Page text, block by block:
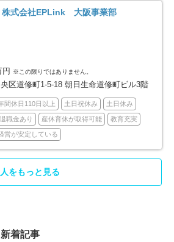
泉大津市 15
貝塚市 20
枚方市 108
八尾市
株式会社EPLink 大阪事業部
円 ※この限りではありません。
区道修町1-5-18 朝日生命道修町ビル3階
間休日110日以上 土日祝休み 土日休み
退職金あり 産休育休が取得可能 教育充実
営が安定している
をもっと見る
着記事